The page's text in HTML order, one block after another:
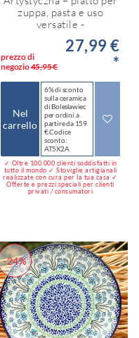
zuppa, pasta e uso
versatile -
prezzo di
negozio45,95 €
27,99 €
*
Nel
carrello
6% di sconto
sulla ceramica
di Bolesławiec
per ordini a
partire da 159
€ Codice
sconto:
AT5X2A
✓ Oltre 100.000 clienti soddisfatti in
tutto il mondo ✓ Stoviglie artigianali
realizzate con cura per la tua casa ✓
Offerte e prezzi speciali per clienti
privati / consumatori
-24%